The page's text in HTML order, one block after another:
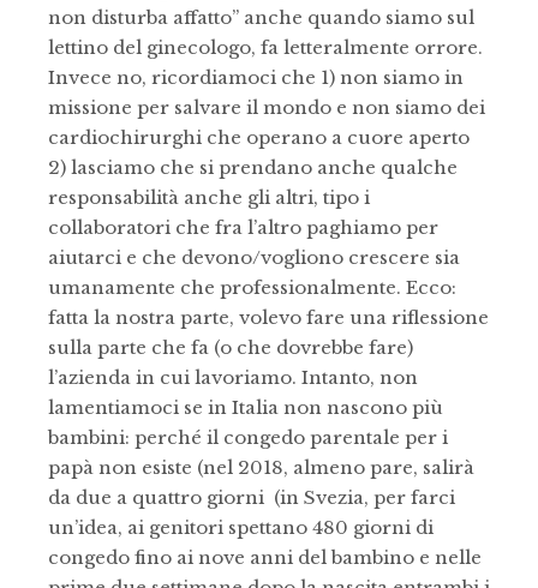
non disturba affatto” anche quando siamo sul
lettino del ginecologo, fa letteralmente orrore.
Invece no, ricordiamoci che 1) non siamo in
missione per salvare il mondo e non siamo dei
cardiochirurghi che operano a cuore aperto
2) lasciamo che si prendano anche qualche
responsabilità anche gli altri, tipo i
collaboratori che fra l’altro paghiamo per
aiutarci e che devono/vogliono crescere sia
umanamente che professionalmente. Ecco:
fatta la nostra parte, volevo fare una riflessione
sulla parte che fa (o che dovrebbe fare)
l’azienda in cui lavoriamo. Intanto, non
lamentiamoci se in Italia non nascono più
bambini: perché il congedo parentale per i
papà non esiste (nel 2018, almeno pare, salirà
da due a quattro giorni (in Svezia, per farci
un’idea, ai genitori spettano 480 giorni di
congedo fino ai nove anni del bambino e nelle